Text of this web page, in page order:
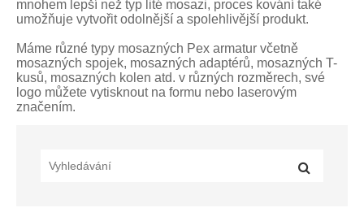
mnohem lepší než typ lité mosazi, proces kování také
umožňuje vytvořit odolnější a spolehlivější produkt.
Máme různé typy mosazných Pex armatur včetně
mosazných spojek, mosazných adaptérů, mosazných T-
kusů, mosazných kolen atd. v různých rozměrech, své
logo můžete vytisknout na formu nebo laserovým
značením.